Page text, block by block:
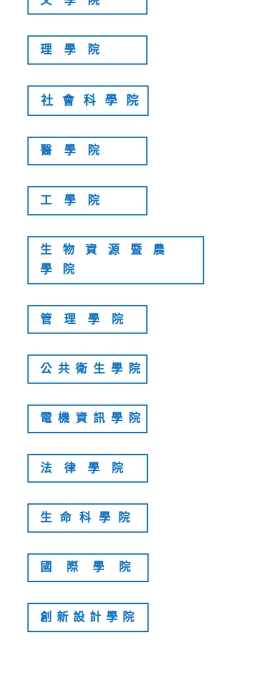
理學院
社會科學院
醫學院
工學院
生物資源暨農
學院
管理學院
公共衛生學院
電機資訊學院
法律學院
生命科學院
國際學院
創新設計學院